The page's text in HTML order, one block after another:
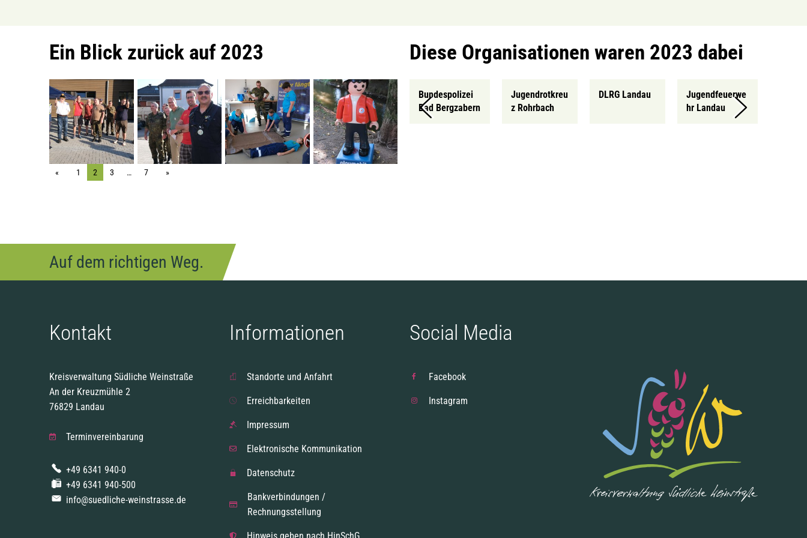
Ein Blick zurück auf 2023
1 2 3 … 7
Diese Organisationen waren 2023 dabei
Bundespolizei
Bad Bergzabern
Jugendrotkreu
z Rohrbach
DLRG Landau
Jugendfeuerwe
hr Landau
Auf dem richtigen Weg.
Kontakt
Kreisverwaltung Südliche Weinstraße
An der Kreuzmühle 2
76829 Landau
Terminvereinbarung
+49 6341 940-0
+49 6341 940-500
info@suedliche-weinstrasse.de
Informationen
Standorte und Anfahrt
Erreichbarkeiten
Impressum
Elektronische Kommunikation
Datenschutz
Bankverbindungen /
Rechnungsstellung
Hinweis geben nach HinSchG
Social Media
Facebook
Instagram